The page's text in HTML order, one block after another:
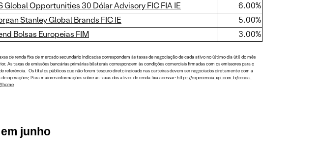
Global Opportunities 30 Dólar Advisory FIC FIA IE
6.00%
Stanley Global Brands FIC IE
5.00%
Bolsas Europeias FIM
3.00%
de renda fixa de mercado secundário indicadas correspondem às taxas de negociação de cada ativo no último dia útil do mês
As taxas de emissões bancárias primárias bilaterais correspondem às condições comerciais firmadas com os emissores para o
referência. Os títulos públicos que não forem tesouro direto indicado nas carteiras devem ser negociados diretamente com a
de operações; Para maiores informações sobre as taxas dos ativos de renda fixa acessar: https://experiencia.xpi.com.br/renda-
home
junho